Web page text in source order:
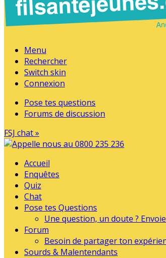
Menu
Rechercher
Switch skin
Connexion
Pose tes questions
Forums de discussion
FSJ chat »
Accueil
Enquêtes
Quiz
Chat
Pose tes Questions
Une question, un doute ?
Forum
Besoin de partager ton
Sourds & Malentendants